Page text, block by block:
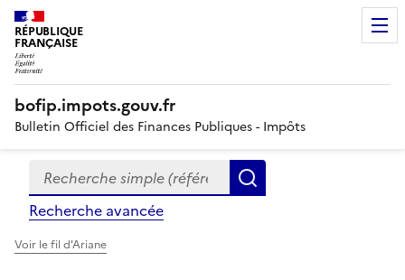
RÉPUBLIQUE
FRANÇAISE
bofip.impots.gouv.fr
Bulletin Officiel des Finances Publiques - Impôts
Formulaire
de
recherche
Recherche simple (références, mots clés, partie du
Recherche avancée
Voir le fil d'Ariane